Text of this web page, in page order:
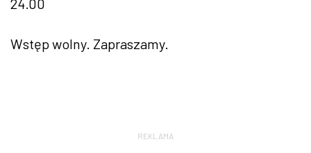
Wstęp wolny. Zapraszamy.
REKLAMA